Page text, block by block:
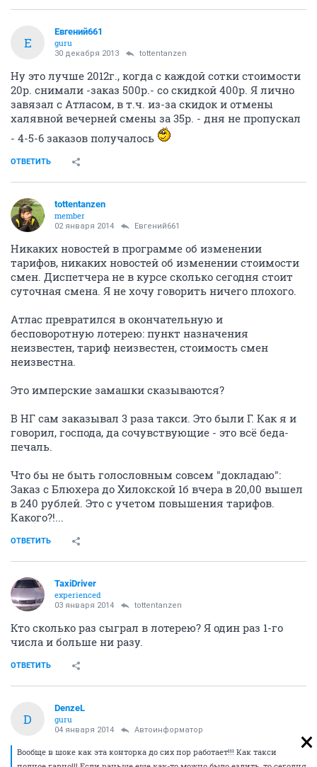
Е
Евгений661
guru
30 декабря 2013 tottentanzen
Ну это лучше 2012г., когда с каждой сотки стоимости
20р. снимали -заказ 500р.- со скидкой 400р. Я лично
завязал с Атласом, в т.ч. из-за скидок и отмены
халявной вечерней смены за 35р. - дня не пропускал
- 4-5-6 заказов получалось
ОТВЕТИТЬ
tottentanzen
member
02 января 2014 Евгений661
Никаких новостей в программе об изменении
тарифов, никаких новостей об изменении стоимости
смен. Диспетчера не в курсе сколько сегодня стоит
суточная смена. Я не хочу говорить ничего плохого.
Атлас превратился в окончательную и
бесповоротную лотерею: пункт назначения
неизвестен, тариф неизвестен, стоимость смен
неизвестна.
Это имперские замашки сказываются?
В НГ сам заказывал 3 раза такси. Это были Г. Как я и
говорил, господа, да сочувствующие - это всё беда-
печаль.
Что бы не быть голословным совсем "докладаю":
Заказ с Блюхера до Хилокской 1б вчера в 20,00 вышел
в 240 рублей. Это с учетом повышения тарифов.
Какого?!...
ОТВЕТИТЬ
TaxiDriver
experienced
03 января 2014 tottentanzen
Кто сколько раз сыграл в лотерею? Я один раз 1-го
числа и больше ни разу.
ОТВЕТИТЬ
D
DenzeL
guru
04 января 2014 Автоинформатор
Вообще в шоке как эта конторка до сих пор работает!!! Как такси